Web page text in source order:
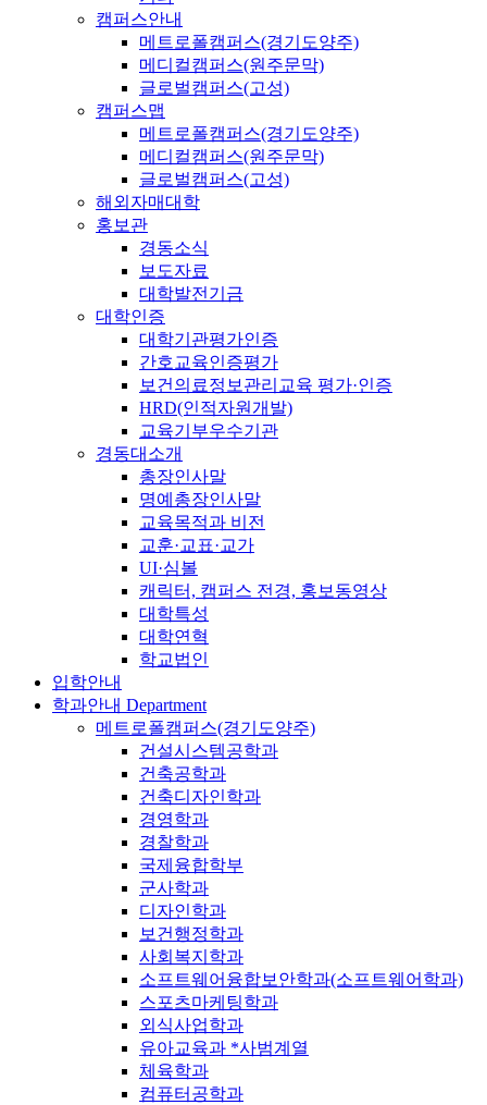
캠퍼스안내
메트로폴캠퍼스(경기도양주)
메디컬캠퍼스(원주문막)
글로벌캠퍼스(고성)
캠퍼스맵
메트로폴캠퍼스(경기도양주)
메디컬캠퍼스(원주문막)
글로벌캠퍼스(고성)
해외자매대학
홍보관
경동소식
보도자료
대학발전기금
대학인증
대학기관평가인증
간호교육인증평가
보건의료정보관리교육 평가·인증
HRD(인적자원개발)
교육기부우수기관
경동대소개
총장인사말
명예총장인사말
교육목적과 비전
교훈·교표·교가
UI·심볼
캐릭터, 캠퍼스 전경, 홍보동영상
대학특성
대학연혁
학교법인
입학안내
학과안내 Department
메트로폴캠퍼스(경기도양주)
건설시스템공학과
건축공학과
건축디자인학과
경영학과
경찰학과
국제융합학부
군사학과
디자인학과
보건행정학과
사회복지학과
소프트웨어융합보안학과(소프트웨어학과)
스포츠마케팅학과
외식사업학과
유아교육과 *사범계열
체육학과
컴퓨터공학과